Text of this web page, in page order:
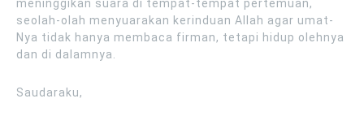
meninggikan suara di tempat-tempat pertemuan,
seolah-olah menyuarakan kerinduan Allah agar umat-
Nya tidak hanya membaca firman, tetapi hidup olehnya
dan di dalamnya.
Saudaraku,